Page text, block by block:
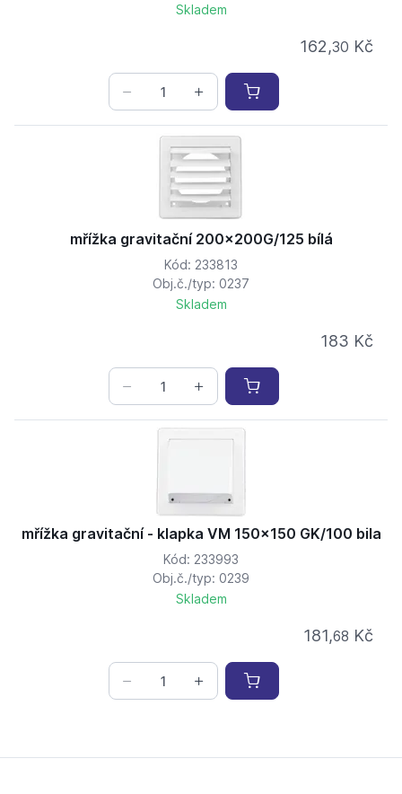
Skladem
162,30 Kč
mřížka gravitační 200x200G/125 bílá
Kód: 233813
Obj.č./typ: 0237
Skladem
183 Kč
mřížka gravitační - klapka VM 150x150 GK/100 bila
Kód: 233993
Obj.č./typ: 0239
Skladem
181,68 Kč